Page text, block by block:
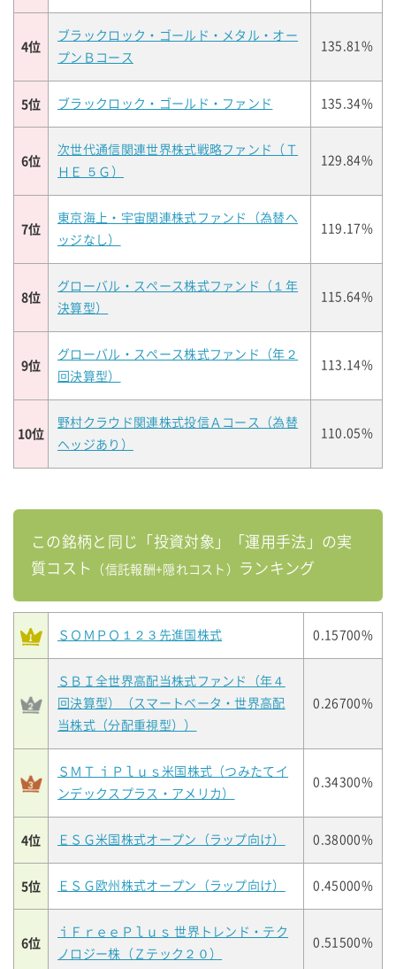
4位
ブラックロック・ゴールド・メタル・オー
プンＢコース
135.81%
5位 ブラックロック・ゴールド・ファンド 135.34%
6位
次世代通信関連世界株式戦略ファンド（Ｔ
ＨＥ ５Ｇ）
129.84%
7位
東京海上・宇宙関連株式ファンド（為替ヘ
ッジなし）
119.17%
8位
グローバル・スペース株式ファンド（１年
決算型）
115.64%
9位
グローバル・スペース株式ファンド（年２
回決算型）
113.14%
10位
野村クラウド関連株式投信Ａコース（為替
ヘッジあり）
110.05%
この銘柄と同じ「投資対象」「運用手法」の実
質コスト
（信託報酬+隠れコスト） ランキング
ＳＯＭＰＯ１２３先進国株式 0.15700%
ＳＢＩ全世界高配当株式ファンド（年４
回決算型）（スマートベータ・世界高配
当株式（分配重視型））
0.26700%
ＳＭＴ ｉＰｌｕｓ米国株式（つみたてイ
ンデックスプラス・アメリカ）
0.34300%
4位 ＥＳＧ米国株式オープン（ラップ向け） 0.38000%
5位 ＥＳＧ欧州株式オープン（ラップ向け） 0.45000%
6位
ｉＦｒｅｅＰｌｕｓ 世界トレンド・テク
ノロジー株（Ｚテック２０）
0.51500%